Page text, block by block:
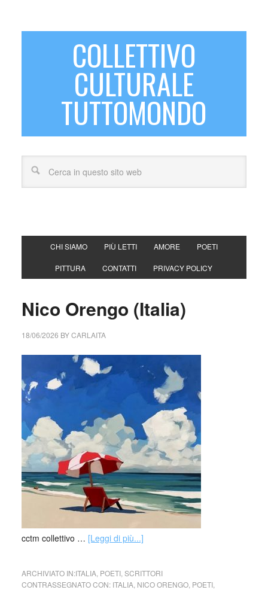
COLLETTIVO
CULTURALE
TUTTOMONDO
CHI SIAMO PIÙ LETTI AMORE POETI
PITTURA CONTATTI PRIVACY POLICY
Nico Orengo (Italia)
18/06/2026 BYCARLAITA
cctm collettivo … [Leggi di più...]
ARCHIVIATO IN:ITALIA, POETI, SCRITTORI
CONTRASSEGNATO CON: ITALIA, NICO ORENGO, POETI,